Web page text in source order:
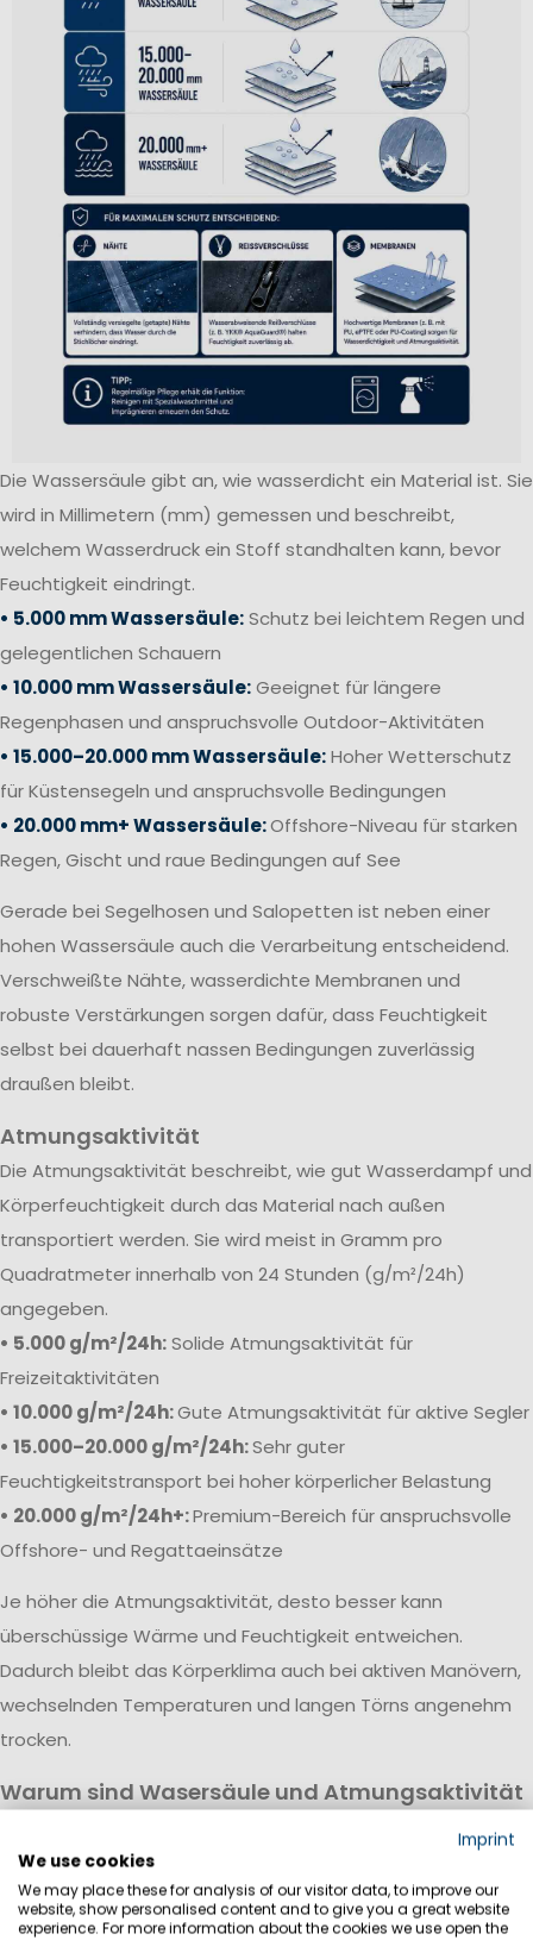
Die Wassersäule gibt an, wie wasserdicht ein Material ist. Sie
wird in Millimetern (mm) gemessen und beschreibt,
welchem Wasserdruck ein Stoff standhalten kann, bevor
Feuchtigkeit eindringt.
• 5.000 mm Wassersäule:Schutz bei leichtem Regen und
gelegentlichen Schauern
• 10.000 mm Wassersäule:Geeignet für längere
Regenphasen und anspruchsvolle Outdoor-Aktivitäten
• 15.000–20.000 mm Wassersäule:Hoher Wetterschutz
für Küstensegeln und anspruchsvolle Bedingungen
• 20.000 mm+ Wassersäule:Offshore-Niveau für starken
Regen, Gischt und raue Bedingungen auf See
Gerade bei Segelhosen und Salopetten ist neben einer
hohen Wassersäule auch die Verarbeitung entscheidend.
Verschweißte Nähte, wasserdichte Membranen und
robuste Verstärkungen sorgen dafür, dass Feuchtigkeit
selbst bei dauerhaft nassen Bedingungen zuverlässig
draußen bleibt.
Atmungsaktivität
Die Atmungsaktivität beschreibt, wie gut Wasserdampf und
Körperfeuchtigkeit durch das Material nach außen
transportiert werden. Sie wird meist in Gramm pro
Quadratmeter innerhalb von 24 Stunden (g/m²/24h)
angegeben.
• 5.000 g/m²/24h:Solide Atmungsaktivität für
Freizeitaktivitäten
• 10.000 g/m²/24h:Gute Atmungsaktivität für aktive Segler
• 15.000–20.000 g/m²/24h:Sehr guter
Feuchtigkeitstransport bei hoher körperlicher Belastung
• 20.000 g/m²/24h+:Premium-Bereich für anspruchsvolle
Offshore- und Regattaeinsätze
Je höher die Atmungsaktivität, desto besser kann
überschüssige Wärme und Feuchtigkeit entweichen.
Dadurch bleibt das Körperklima auch bei aktiven Manövern,
wechselnden Temperaturen und langen Törns angenehm
trocken.
Warum sind Wasersäule und Atmungsaktivität
Eine hochwertige Segeljackbekleidung vereint hohe
Wasserdichtigkeit mit guter Atmungsaktivität. Während die
Wassersäule vor Regen, Wind und Gischt schützt, sorgt die
Imprint
We use cookies
We may place these for analysis of our visitor data, to improve our
website, show personalised content and to give you a great website
experience. For more information about the cookies we use open the